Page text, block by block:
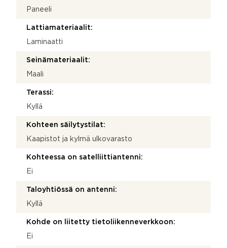
Paneeli
Lattiamateriaalit:
Laminaatti
Seinämateriaalit:
Maali
Terassi:
Kyllä
Kohteen säilytystilat:
Kaapistot ja kylmä ulkovarasto
Kohteessa on satelliittiantenni:
Ei
Taloyhtiössä on antenni:
Kyllä
Kohde on liitetty tietoliikenneverkkoon:
Ei